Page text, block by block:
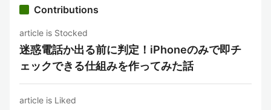
Contributions
article is Stocked
迷惑電話か出る前に判定！iPhoneのみで即チ
ェックできる仕組みを作ってみた話
article is Liked